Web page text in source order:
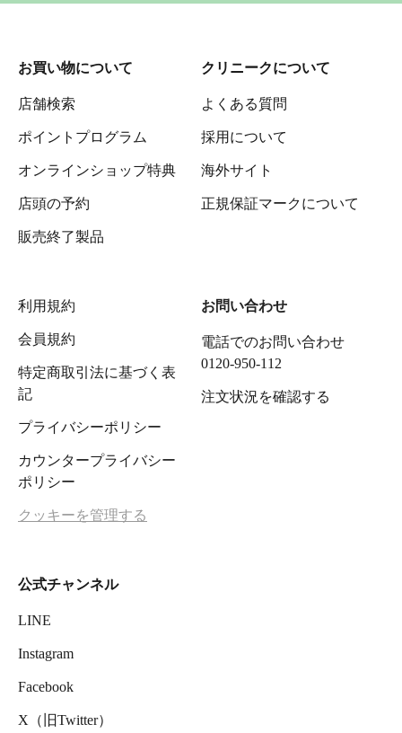
お買い物について
店舗検索
ポイントプログラム
オンラインショップ特典
店頭の予約
販売終了製品
クリニークについて
よくある質問
採用について
海外サイト
正規保証マークについて
利用規約
会員規約
特定商取引法に基づく表
記
プライバシーポリシー
カウンタープライバシー
ポリシー
クッキーを管理する
お問い合わせ
電話でのお問い合わせ
0120-950-112
注文状況を確認する
公式チャンネル
LINE
Instagram
Facebook
X（旧Twitter）